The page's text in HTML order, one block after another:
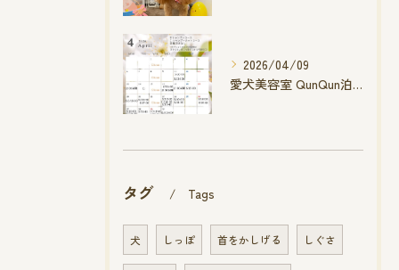
2026/04/09
愛犬美容室 QunQun泊店 4月空き状況です
タグ Tags
犬 しっぽ 首をかしげる しぐさ